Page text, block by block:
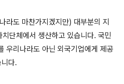
라도 마찬가지겠지만) 대부분의 지
단체에서 생산하고 있습니다. 국민
우리나라도 아닌 외국기업에게 제공
다.